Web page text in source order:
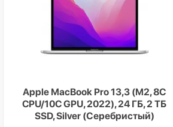
Apple MacBook Pro 13,3 (M2, 8C
CPU/10C GPU, 2022), 24 ГБ, 2 ТБ
SSD, Silver (Серебристый)